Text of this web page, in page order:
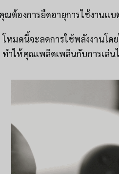
ณต้องการยืดอายุการใช้งานแ
โหมดนี้จะลดการใช้พลังงานโด
ทำให้คุณเพลิดเพลินกับการเล่น